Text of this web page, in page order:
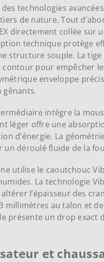
technologies
de nature. Tout
directement collée
technique protège
structure souple. La
pour empêcher
enveloppe
gênants.
intègre la
léger offre une
d’énergie. La
un déroulé fluide de la
utilise le caoutchouc
La technologie
l’épaisseur des
millimètres au talon et
présente un drop exact
et